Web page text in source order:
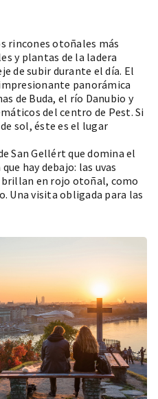
rincones otoñales más
y plantas de la ladera
de subir durante el día. El
panorámica
de Buda, el río Danubio y
del centro de Pest. Si
sol, éste es el lugar
San Gellért que domina el
hay debajo: las uvas
en rojo otoñal, como
Una visita obligada para las